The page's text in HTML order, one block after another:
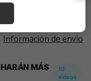
Información de envío